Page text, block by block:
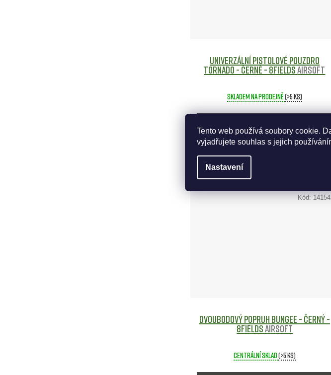
Tento web používá soubory cookie.
vyjadřujete souhlas s jejich
Nastavení
Dvoubodový Popruh Bungee - Černý -
8FieldsAirsoft
Centrální sklad(>5 ks)
Kód:
Univerzální pistolové pouzdro
TORNADO - Černé - 8FieldsAirsoft
Skladem na prodejně(>5 ks)
DO KOŠÍKU